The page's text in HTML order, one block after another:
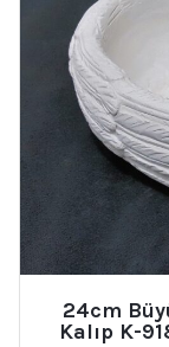
24cm
Kalıp K-